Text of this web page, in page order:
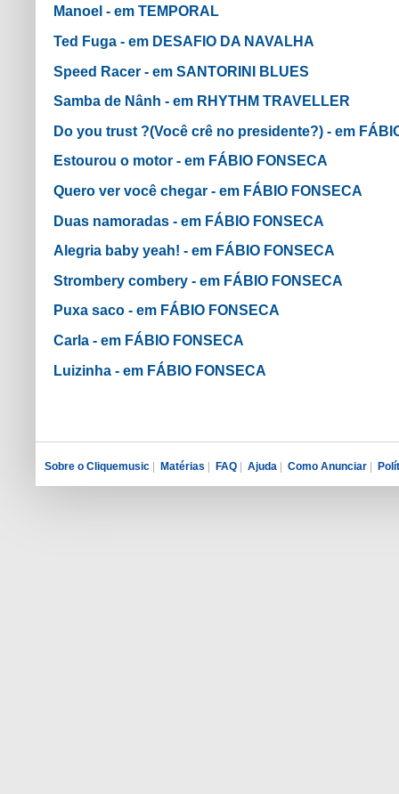
Manoel - em TEMPORAL
Ted Fuga - em DESAFIO DA NAVALHA
Speed Racer - em SANTORINI BLUES
Samba de Nânh - em RHYTHM TRAVELLER
Do you trust ?(Você crê no presidente?) - em
Estourou o motor - em FÁBIO FONSECA
Quero ver você chegar - em FÁBIO FONSECA
Duas namoradas - em FÁBIO FONSECA
Alegria baby yeah! - em FÁBIO FONSECA
Strombery combery - em FÁBIO FONSECA
Puxa saco - em FÁBIO FONSECA
Carla - em FÁBIO FONSECA
Luizinha - em FÁBIO FONSECA
Sobre o Cliquemusic | Matérias | FAQ | Ajuda | Como Anunciar |